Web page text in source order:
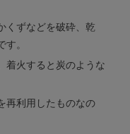
くずなどを破砕、乾
す。
着火すると炭のような
再利用したものなの